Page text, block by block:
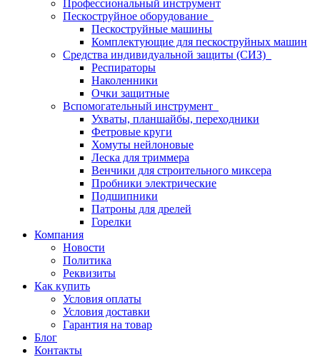
Профессиональный инструмент
Пескоструйное оборудование
Пескоструйные машины
Комплектующие для пескоструйных машин
Средства индивидуальной защиты (СИЗ)
Респираторы
Наколенники
Очки защитные
Вспомогательный инструмент
Ухваты, планшайбы, переходники
Фетровые круги
Хомуты нейлоновые
Леска для триммера
Венчики для строительного миксера
Пробники электрические
Подшипники
Патроны для дрелей
Горелки
Компания
Новости
Политика
Реквизиты
Как купить
Условия оплаты
Условия доставки
Гарантия на товар
Блог
Контакты